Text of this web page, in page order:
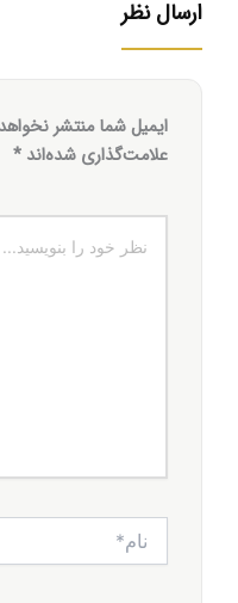
ارسال نظر
ایمیل شما منتشر
علامت‌گذاری شده‌اند *
نظر
خود